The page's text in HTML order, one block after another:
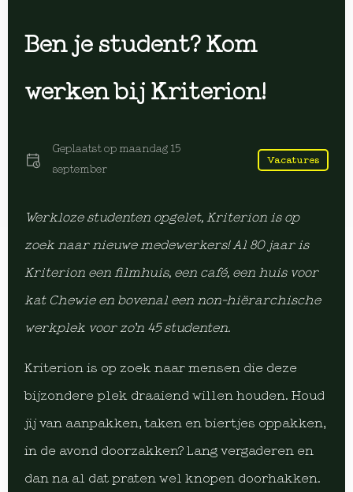
Ben je student? Kom
werken bij Kriterion!
Geplaatst op maandag 15
september
Vacatures
Werkloze studenten opgelet, Kriterion is op
zoek naar nieuwe medewerkers! Al 80 jaar is
Kriterion een filmhuis, een café, een huis voor
kat Chewie en bovenal een non-hiërarchische
werkplek voor zo’n 45 studenten.
Kriterion is op zoek naar mensen die deze
bijzondere plek draaiend willen houden. Houd
jij van aanpakken, taken en biertjes oppakken,
in de avond doorzakken? Lang vergaderen en
dan na al dat praten wel knopen doorhakken.